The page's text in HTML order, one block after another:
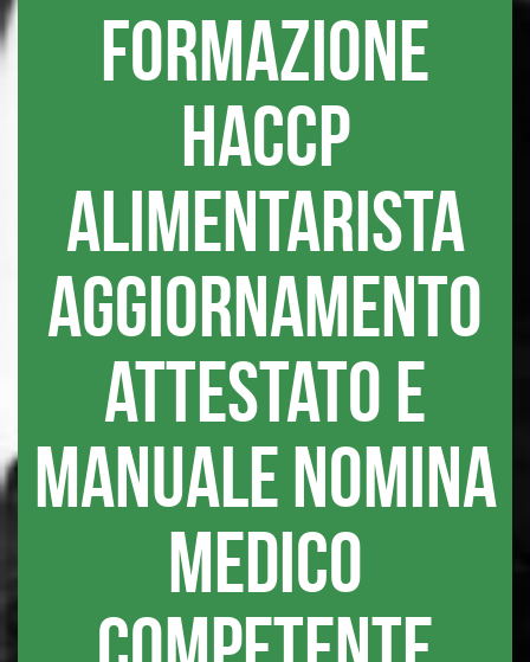
FORMAZIONE
HACCP
ALIMENTARISTA
AGGIORNAMENTO
ATTESTATO E
MANUALE nomina
medico